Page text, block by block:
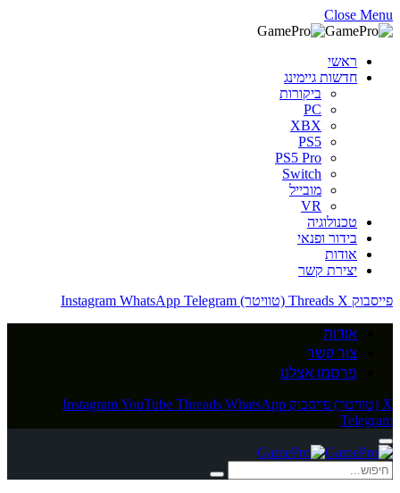
Close Menu
ראשי
חדשות גיימינג
ביקורות
PC
XBX
PS5
PS5 Pro
Switch
מובייל
VR
טכנולוגיה
בידור ופנאי
אודות
יצירת קשר
פייסבוק
Threads X (טוויטר) Instagram WhatsApp Telegram
אודות
צור קשר
פרסמו אצלנו
X (טוויטר) פייסבוק InstagramYouTube Threads WhatsApp
Telegram